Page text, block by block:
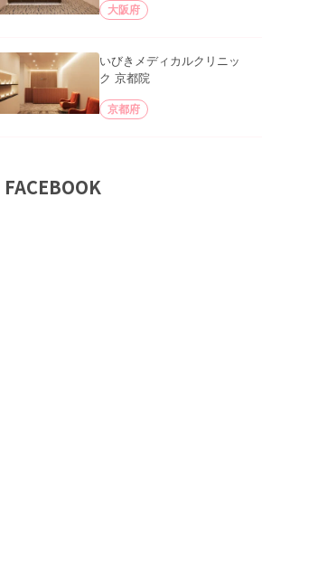
大阪府
いびきメディカルクリニッ
ク 京都院
京都府
FACEBOOK